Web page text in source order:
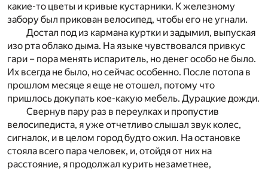
какие-то цветы и кривые кустарники. К железному
забору был прикован велосипед, чтобы его не угнали.
Достал под из кармана куртки и задымил, выпуская
изо рта облако дыма. На языке чувствовался привкус
гари – пора менять испаритель, но денег особо не было.
Их всегда не было, но сейчас особенно. После потопа в
прошлом месяце я еще не отошел, потому что
пришлось докупать кое-какую мебель. Дурацкие дожди.
Свернув пару раз в переулках и пропустив
велосипедиста, я уже отчетливо слышал звук колес,
сигналок, и в целом город будто ожил. На остановке
стояла всего пара человек, и, отойдя от них на
расстояние, я продолжал курить незаметнее,